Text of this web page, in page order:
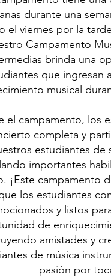
durante una
el viernes por la
Campamento
brinda una
que ingresan
musical
el campamento, los
completa y
estudiantes de
importantes
¡Este campamento
los estudiantes
y listos
de
amistades y
de música
pasión por